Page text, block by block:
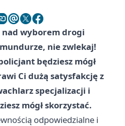
nad wyborem drogi
nie zwlekaj!
będziesz mógł
Ci dużą satysfakcję z
specjalizacji i
mógł skorzystać.
odpowiedzialne i